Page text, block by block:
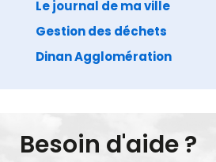
Le journal de ma ville
Gestion des déchets
Dinan Agglomération
Besoin d'aide ?